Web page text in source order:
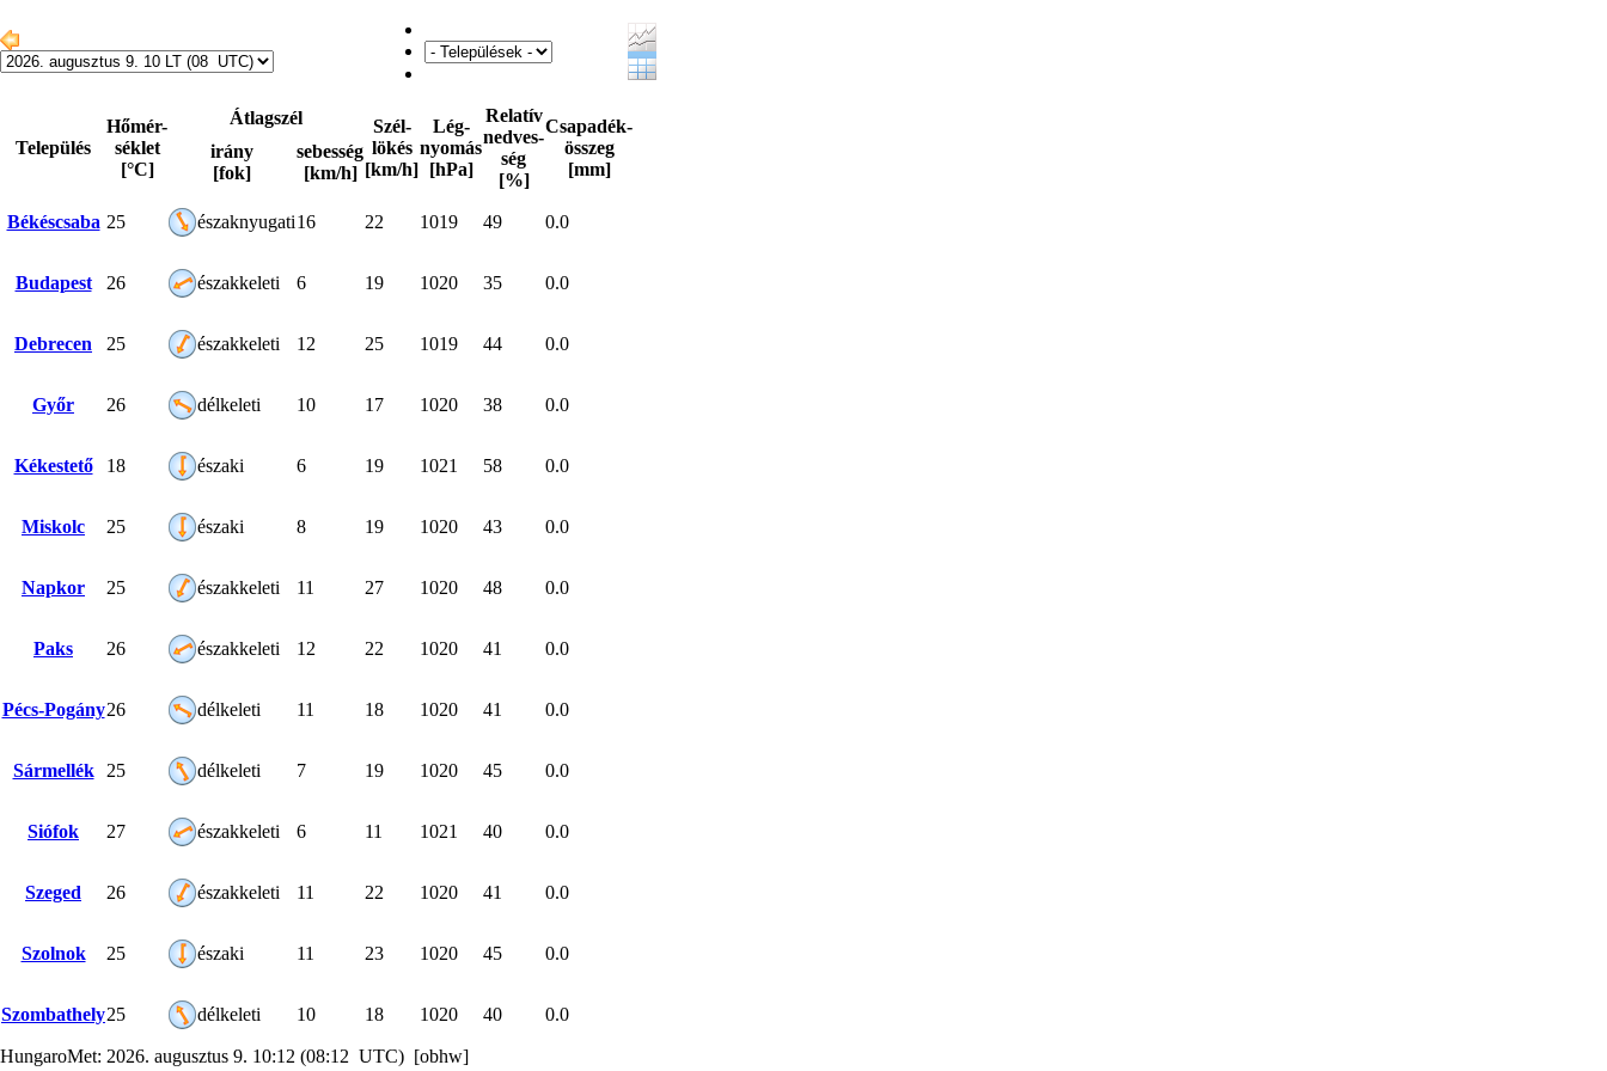
Település
Hőmér-
séklet
[°C]
Átlagszél
Szél-
lökés
[km/h]
Lég-
nyomás
[hPa]
Relatív
nedves-
ség
[%]
Csapadék-
összeg
[mm]
irány
[fok]
sebesség
[km/h]
Békéscsaba 25 északnyugati16 22 1019 49 0.0
Budapest 26 északkeleti 6 19 1020 35 0.0
Debrecen 25 északkeleti 12 25 1019 44 0.0
Győr 26 délkeleti 10 17 1020 38 0.0
Kékestető 18 északi 6 19 1021 58 0.0
Miskolc 25 északi 8 19 1020 43 0.0
Napkor 25 északkeleti 11 27 1020 48 0.0
Paks 26 északkeleti 12 22 1020 41 0.0
Pécs-Pogány26 délkeleti 11 18 1020 41 0.0
Sármellék 25 délkeleti 7 19 1020 45 0.0
Siófok 27 északkeleti 6 11 1021 40 0.0
Szeged 26 északkeleti 11 22 1020 41 0.0
Szolnok 25 északi 11 23 1020 45 0.0
Szombathely25 délkeleti 10 18 1020 40 0.0
HungaroMet: 2026. augusztus 9. 10:12 (08:12 UTC) [obhw]